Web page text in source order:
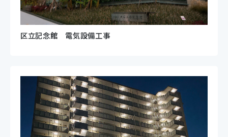
区立記念館 電気設備工事